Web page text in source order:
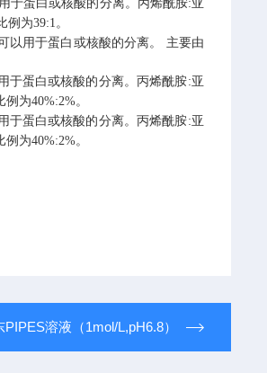
于蛋白或核酸的分离。丙烯酰胺:亚
为39:1。
以用于蛋白或核酸的分离。
主要由
于蛋白或核酸的分离。丙烯酰胺:亚
为40%:2%。
于蛋白或核酸的分离。丙烯酰胺:亚
为40%:2%。
PIPES溶液（1mol/L,pH6.8）